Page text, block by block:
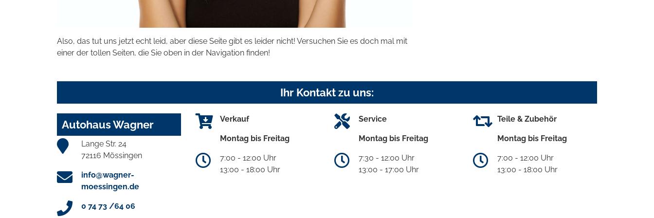
Also, das tut uns jetzt echt leid, aber diese Seite gibt es leider nicht! Versuchen Sie es doch mal mit
einer der tollen Seiten, die Sie oben in der Navigation finden!
Ihr Kontakt zu uns:
Autohaus Wagner
Lange Str. 24
72116 Mössingen
info@wagner-
moessingen.de
0 74 73 /64 06
Verkauf
Montag bis Freitag
7:00 - 12:00 Uhr
13:00 - 18:00 Uhr
Service
Montag bis Freitag
7:30 - 12:00 Uhr
13:00 - 17:00 Uhr
Teile & Zubehör
Montag bis Freitag
7:00 - 12:00 Uhr
13:00 - 18:00 Uhr